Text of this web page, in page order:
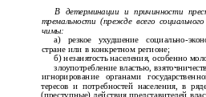
В детерминации и причинности
тремальности (прежде всего
чимы:
а) резкое ухудшение социально-
стране или в конкретном регионе;
б) незанятость населения, особенно
злоупотребление властью,
игнорирование органами
тересов и потребностей населения, в